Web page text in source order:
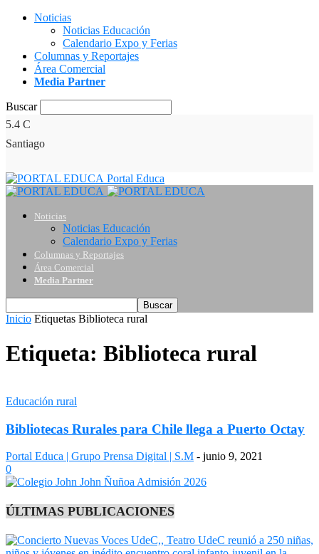
Noticias
Noticias Educación
Calendario Expo y Ferias
Columnas y Reportajes
Área Comercial
Media Partner
Buscar
5.4 C
Santiago
Portal Educa
Noticias
Noticias Educación
Calendario Expo y Ferias
Columnas y Reportajes
Área Comercial
Media Partner
Inicio Etiquetas Biblioteca rural
Etiqueta: Biblioteca rural
Educación rural
Bibliotecas Rurales para Chile llega a Puerto Octay
Portal Educa | Grupo Prensa Digital | S.M - junio 9, 2021
0
ÚLTIMAS PUBLICACIONES